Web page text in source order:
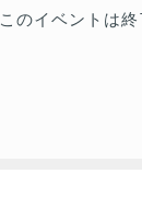
このイベントは